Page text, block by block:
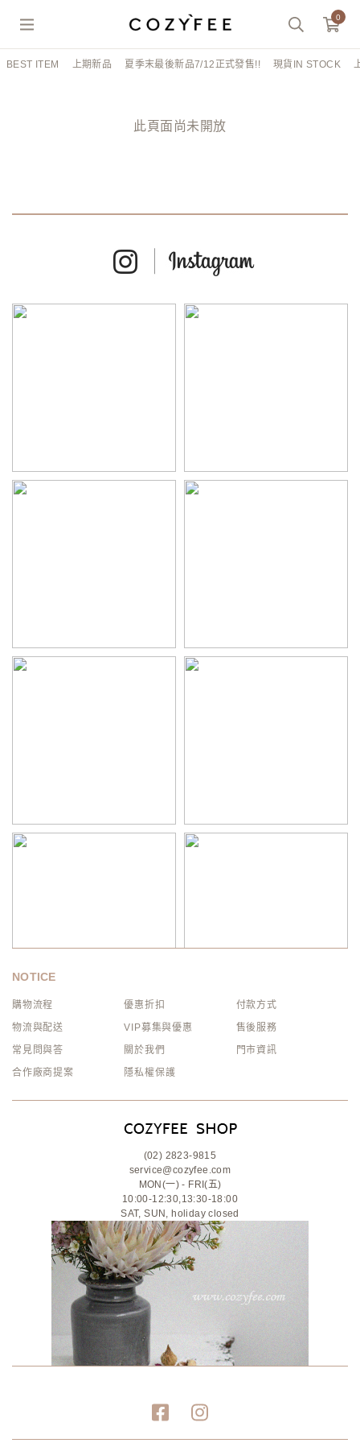
0
BEST ITEM 上期新品 夏季末最後新品7/12正式發售!! 現貨IN STOCK
此頁面尚未開放
NOTICE
購物流程 優惠折扣
付款方式
物流與配送
VIP募集與優惠
售後服務
常見問與答
關於我們
門市資訊
合作廠商提案
隱私權保護
(02) 2823-9815
service@cozyfee.com
MON(一) - FRI(五)
10:00-12:30,13:30-18:00
SAT, SUN, holiday closed